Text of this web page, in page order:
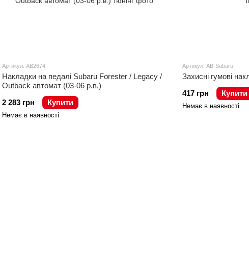
Артикул: AB2674
Накладки на педалі Subaru Forester / Legacy /
Outback автомат (03-06 р.в.)
2 283 грн
Купити
Немає в наявності
Артикул: AB-Subaru
Захисні гумові
417 грн
Купити
Немає в наявності